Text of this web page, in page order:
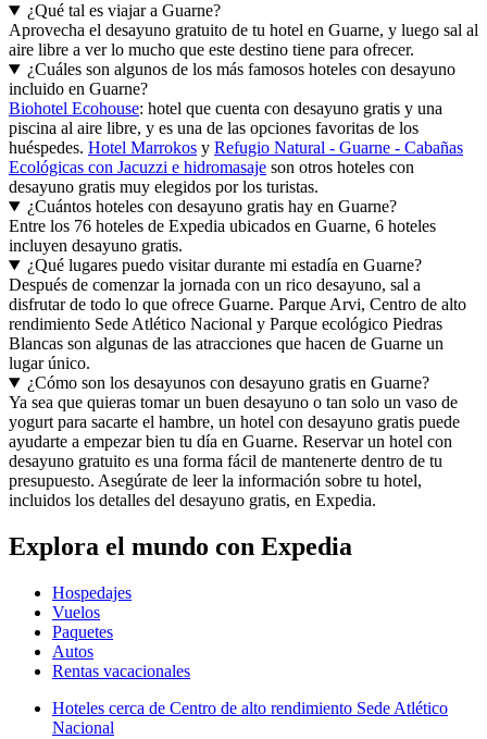
¿Qué tal es viajar a Guarne?
Aprovecha el desayuno gratuito de tu hotel en Guarne, y luego sal al
aire libre a ver lo mucho que este destino tiene para ofrecer.
¿Cuáles son algunos de los más famosos hoteles con desayuno
incluido en Guarne?
Biohotel Ecohouse: hotel que cuenta con desayuno gratis y una
piscina al aire libre, y es una de las opciones favoritas de los
huéspedes. Hotel Marrokos y Refugio Natural - Guarne - Cabañas
Ecológicas con Jacuzzi e hidromasaje son otros hoteles con
desayuno gratis muy elegidos por los turistas.
¿Cuántos hoteles con desayuno gratis hay en Guarne?
Entre los 76 hoteles de Expedia ubicados en Guarne, 6 hoteles
incluyen desayuno gratis.
¿Qué lugares puedo visitar durante mi estadía en Guarne?
Después de comenzar la jornada con un rico desayuno, sal a
disfrutar de todo lo que ofrece Guarne. Parque Arvi, Centro de alto
rendimiento Sede Atlético Nacional y Parque ecológico Piedras
Blancas son algunas de las atracciones que hacen de Guarne un
lugar único.
¿Cómo son los desayunos con desayuno gratis en Guarne?
Ya sea que quieras tomar un buen desayuno o tan solo un vaso de
yogurt para sacarte el hambre, un hotel con desayuno gratis puede
ayudarte a empezar bien tu día en Guarne. Reservar un hotel con
desayuno gratuito es una forma fácil de mantenerte dentro de tu
presupuesto. Asegúrate de leer la información sobre tu hotel,
incluidos los detalles del desayuno gratis, en Expedia.
Explora el mundo con Expedia
Hospedajes
Vuelos
Paquetes
Autos
Rentas vacacionales
Hoteles cerca de Centro de alto rendimiento Sede Atlético
Nacional